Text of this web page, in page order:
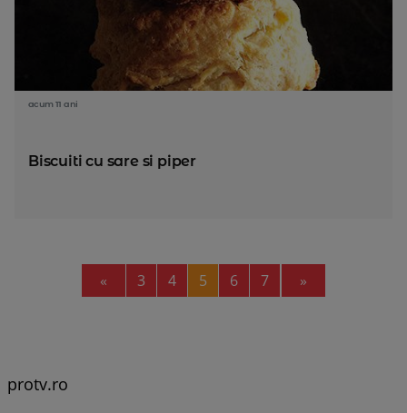
acum 11 ani
Biscuiti cu sare si piper
« Previous
3 4 5 6 7 »
protv.ro